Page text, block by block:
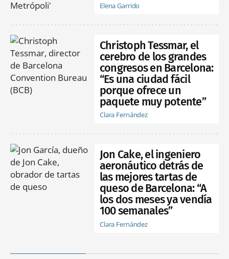
Elena Garrido
Christoph Tessmar, el
cerebro de los grandes
congresos en Barcelona:
“Es una ciudad fácil
porque ofrece un
paquete muy potente”
Clara Fernández
Jon Cake, el ingeniero
aeronáutico detrás de
las mejores tartas de
queso de Barcelona: “A
los dos meses ya vendía
100 semanales”
Clara Fernández